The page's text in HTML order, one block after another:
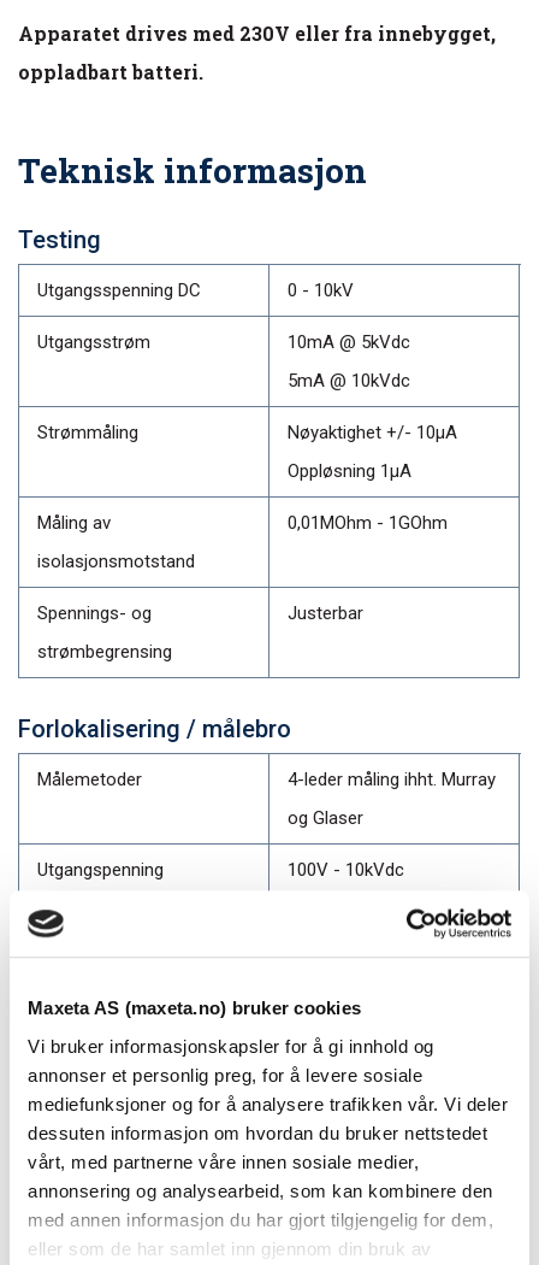
Maxeta AS (maxeta.no) bruker cookies
Vi bruker informasjonskapsler for å gi innhold og
annonser et personlig preg, for å levere sosiale
mediefunksjoner og for å analysere trafikken vår. Vi deler
dessuten informasjon om hvordan du bruker nettstedet
vårt, med partnerne våre innen sosiale medier,
annonsering og analysearbeid, som kan kombinere den
med annen informasjon du har gjort tilgjengelig for dem,
eller som de har samlet inn gjennom din bruk av
Apparatet drives med 230V eller fra innebygget,
oppladbart batteri.
Teknisk informasjon
Testing
Utgangsspenning DC 0 - 10kV
Utgangsstrøm
10mA @ 5kVdc
5mA @ 10kVdc
Strømmåling
Nøyaktighet +/- 10µA
Oppløsning 1µA
Måling av
isolasjonsmotstand
0,01MOhm - 1GOhm
Spennings- og
strømbegrensing
Justerbar
Forlokalisering / målebro
Målemetoder
4-leder måling ihht. Murray
og Glaser
Utgangspenning 100V - 10kVdc
Maks utgangsstrøm
Kabelseksjoner
defineres
Spennings- og
strømbegrensing
Justerbar
Punktlokalisering / skrittspenningsmetode